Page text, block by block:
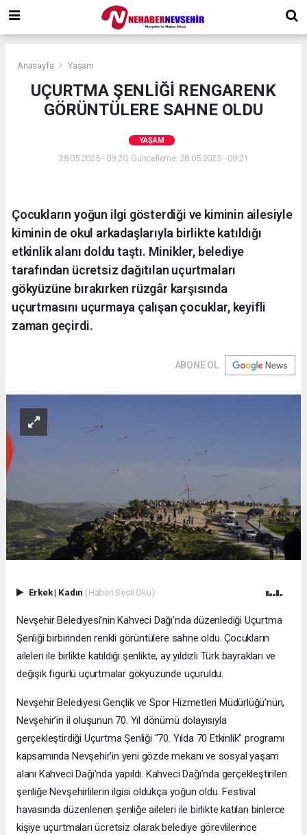
Anasayfa Yaşam
UÇURTMA ŞENLİĞİ RENGARENK
GÖRÜNTÜLERE SAHNE OLDU
YAŞAM
28.05.2025 - 09:20, Güncelleme: 28.05.2025 - 09:21
Çocukların yoğun ilgi gösterdiği ve kiminin ailesiyle
kiminin de okul arkadaşlarıyla birlikte katıldığı
etkinlik alanı doldu taştı. Minikler, belediye
tarafından ücretsiz dağıtılan uçurtmaları
gökyüzüne bırakırken rüzgâr karşısında
uçurtmasını uçurmaya çalışan çocuklar, keyifli
zaman geçirdi.
ABONE OL
Erkek| Kadın (Haberi Sesli Oku)
Nevşehir Belediyesi’nin Kahveci Dağı’nda düzenlediği Uçurtma
Şenliği birbirinden renkli görüntülere sahne oldu. Çocukların
aileleri ile birlikte katıldığı şenlikte, ay yıldızlı Türk bayrakları ve
değişik figürlü uçurtmalar gökyüzünde uçuruldu.
Nevşehir Belediyesi Gençlik ve Spor Hizmetleri Müdürlüğü’nün,
Nevşehir’in il oluşunun 70. Yıl dönümü dolayısıyla
gerçekleştirdiği Uçurtma Şenliği “70. Yılda 70 Etkinlik” programı
kapsamında Nevşehir’in yeni gözde mekanı ve sosyal yaşam
alanı Kahveci Dağı’nda yapıldı. Kahveci Dağı’nda gerçekleştirilen
şenliğe Nevşehirlilerin ilgisi oldukça yoğun oldu. Festival
havasında düzenlenen şenliğe aileleri ile birlikte katılan binlerce
kişiye uçurtmaları ücretsiz olarak belediye görevlilerince